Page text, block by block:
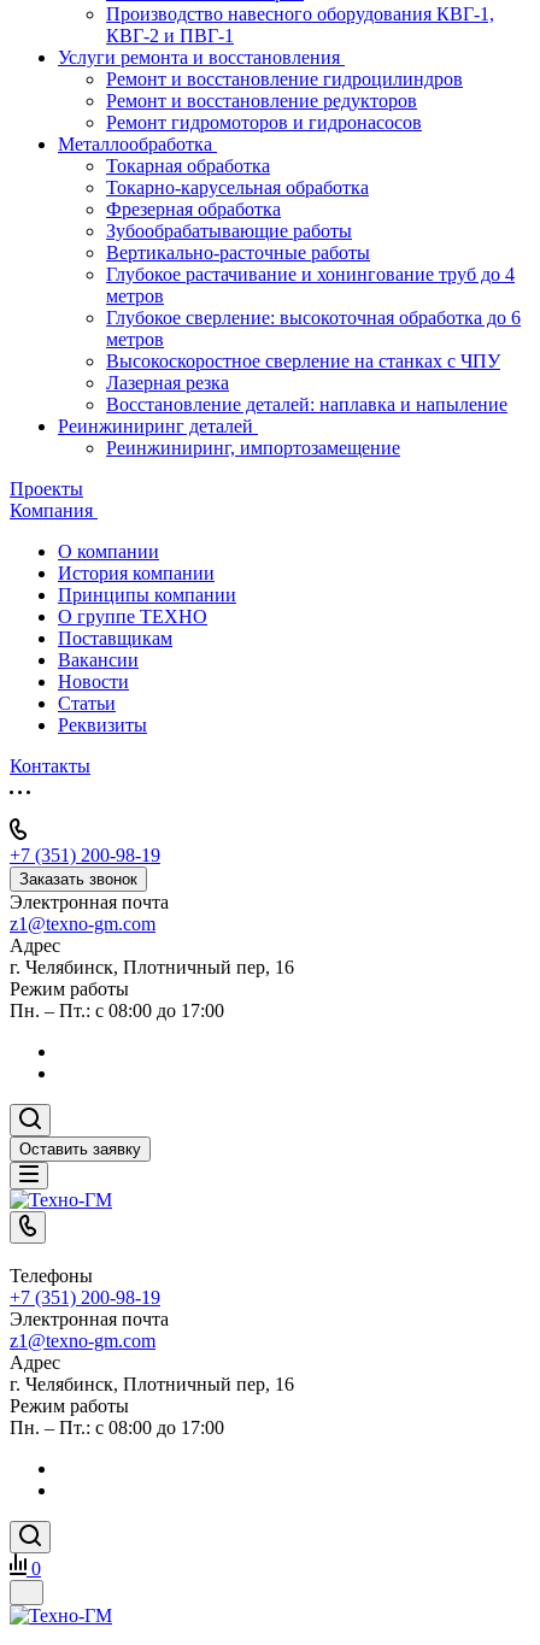
Производство навесного оборудования КВГ-1,
КВГ-2 и ПВГ-1
Услуги ремонта и восстановления
Ремонт и восстановление гидроцилиндров
Ремонт и восстановление редукторов
Ремонт гидромоторов и гидронасосов
Металлообработка
Токарная обработка
Токарно-карусельная обработка
Фрезерная обработка
Зубообрабатывающие работы
Вертикально-расточные работы
Глубокое растачивание и хонингование труб до 4
метров
Глубокое сверление: высокоточная обработка до 6
метров
Высокоскоростное сверление на станках с ЧПУ
Лазерная резка
Восстановление деталей: наплавка и напыление
Реинжиниринг деталей
Реинжиниринг, импортозамещение
Проекты
Компания
О компании
История компании
Принципы компании
О группе ТЕХНО
Поставщикам
Вакансии
Новости
Статьи
Реквизиты
Контакты
+7 (351) 200-98-19
Заказать звонок
Электронная почта
z1@texno-gm.com
Адрес
г. Челябинск, Плотничный пер, 16
Режим работы
Пн. – Пт.: с 08:00 до 17:00
Оставить заявку
Телефоны
+7 (351) 200-98-19
Электронная почта
z1@texno-gm.com
Адрес
г. Челябинск, Плотничный пер, 16
Режим работы
Пн. – Пт.: с 08:00 до 17:00
0